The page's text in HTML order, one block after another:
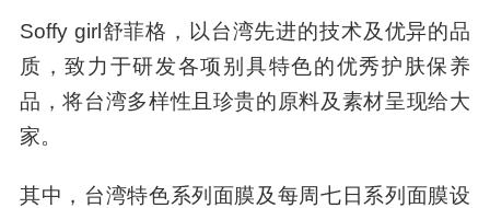
Soffy girl舒菲格，以台湾先进的技术及优异的品
质，致力于研发各项别具特色的优秀护肤保养
品，将台湾多样性且珍贵的原料及素材呈现给大
家。
其中，台湾特色系列面膜及每周七日系列面膜设